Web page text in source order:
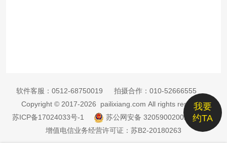
我要
约TA
软件客服： 0512-68750019 拍摄合作： 010-52666555
Copyright © 2017-2026 pailixiang.com All rights reserved
苏ICP备17024033号-1
苏公网安备 32059002002885号
增值电信业务经营许可证：苏B2-20180263